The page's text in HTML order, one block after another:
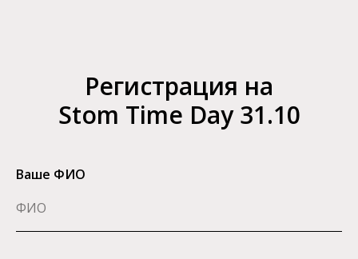
Регистрация на
Stom Time Day 31.10
Ваше ФИО